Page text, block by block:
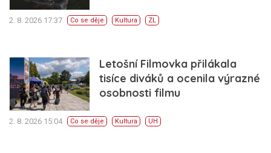
2. 8. 2026 17:37 Co se děje Kultura ZL
Letošní Filmovka přilákala
tisíce diváků a ocenila výrazné
osobnosti filmu
2. 8. 2026 15:04 Co se děje Kultura UH